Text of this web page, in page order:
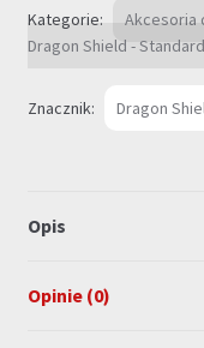
Kategorie: Akcesoria
Dragon Shield - Standard
Znacznik: Dragon
Opis
Opinie (0)